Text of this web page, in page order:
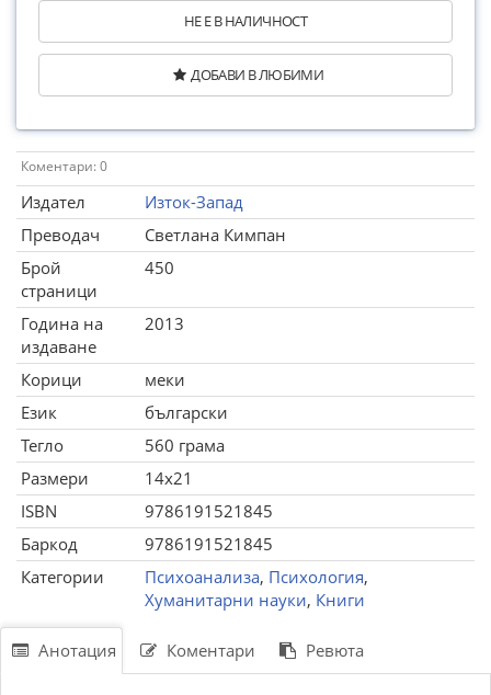
НЕ Е В НАЛИЧНОСТ
ДОБАВИ В ЛЮБИМИ
Коментари: 0
Издател
Изток-Запад
Преводач
Светлана Кимпан
Брой
страници
450
Година на
издаване
2013
Корици
меки
Език
български
Тегло
560 грама
Размери
14x21
ISBN
9786191521845
Баркод
9786191521845
Категории
Психоанализа, Психология,
Хуманитарни науки, Книги
Анотация Коментари Ревюта